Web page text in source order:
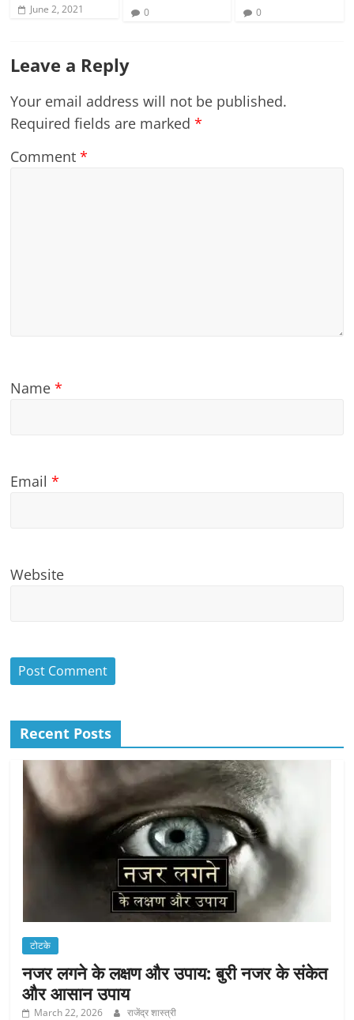
June 2, 2021
0
0
Leave a Reply
Your email address will not be published.
Required fields are marked*
Comment*
Name*
Email*
Website
Recent Posts
टोटके
नजर लगने के लक्षण और उपाय: बुरी नजर के संकेत
और आसान उपाय
March 22, 2026 राजेंद्र शास्त्री